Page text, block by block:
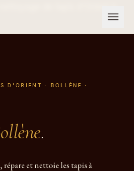
D'ORIENT · BOLLÈNE ·
.
répare et nettoie les tapis à